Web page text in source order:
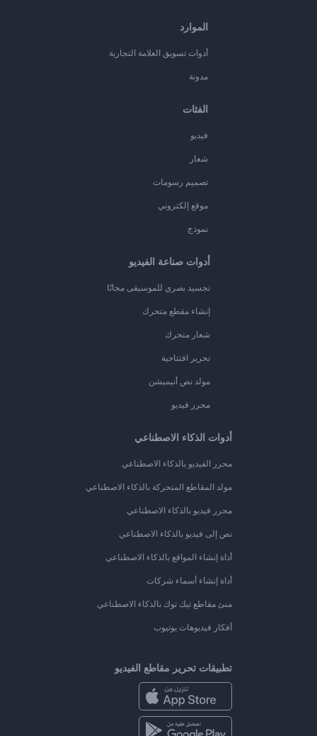
الموارد
أدوات تسويق العلامة التجارية
مدونة
الفئات
فيديو
شعار
تصميم رسومات
موقع إلكتروني
نموذج
أدوات صناعة الفيديو
تجسيد بصري للموسيقى مجانًا
إنشاء مقطع متحرك
شعار متحرك
تحرير افتتاحية
مولد نص أنيميشن
محرر فيديو
أدوات الذكاء الاصطناعي
محرر الفيديو بالذكاء الاصطناعي
مولد المقاطع المتحركة بالذكاء الاصطناعي
محرر فيديو بالذكاء الاصطناعي
نص إلى فيديو بالذكاء الاصطناعي
أداة إنشاء المواقع بالذكاء الاصطناعي
أداة إنشاء أسماء شركات
منئ مقاطع تيك توك بالذكاء الاصطناعي
أفكار فيديوهات يوتيوب
تطبيقات تحرير مقاطع الفيديو